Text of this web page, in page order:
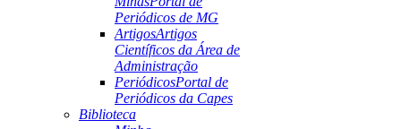
Periódicos de MG
ArtigosArtigos
Científicos da Área de
Administração
PeriódicosPortal de
Periódicos da Capes
Biblioteca